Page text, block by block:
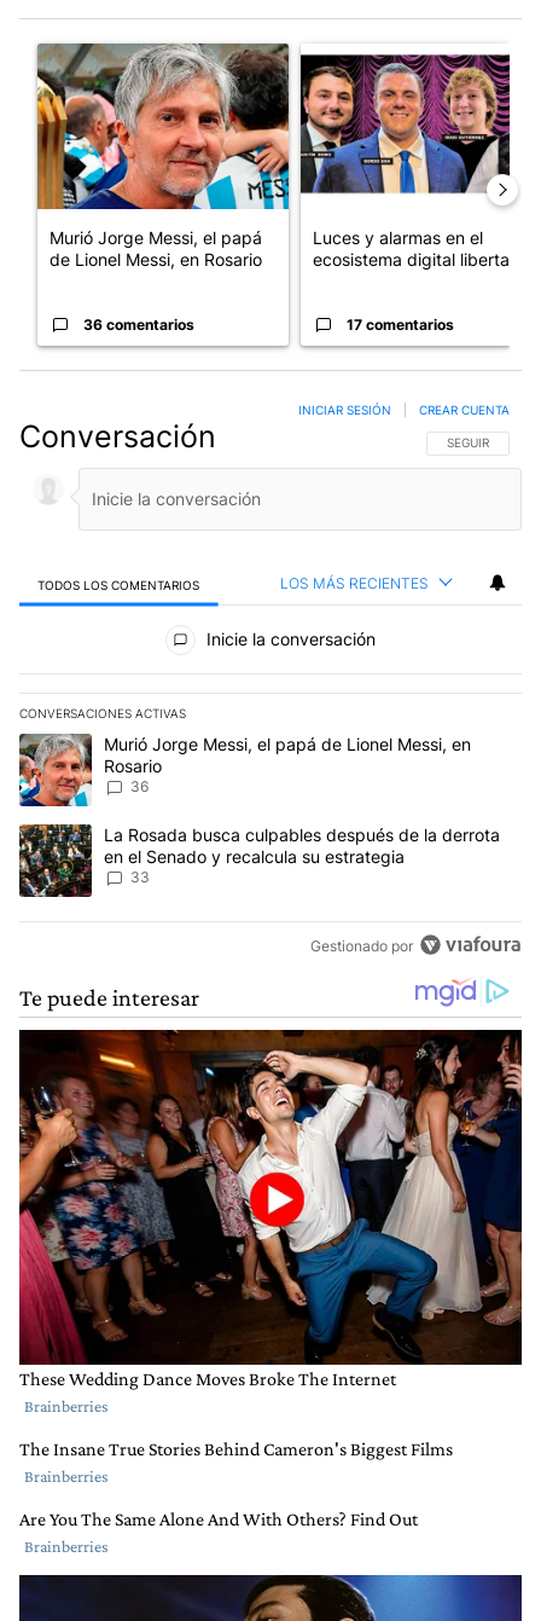
Un artículo de tendencia con el título "Murió Jorge Messi, el
Murió Jorge Messi, el papá
de Lionel Messi, en Rosario
36 comentarios
Un artículo de tendencia con
Luces y alarmas en el
ecosistema digital libertario
17 comentarios
Conversación SIGA ESTA
SEGUIR
INICIAR SESIÓN CREAR CUENTA
TODOS LOS COMENTARIOS LOS MÁS RECIENTES
Todos los comentarios
Inicie la conversación
CONVERSACIONES ACTIVAS
Este listado muestra los artículos con más comentarios en los
Un artículo de tendencia con el título "Murió Jorge Messi, el
Murió Jorge Messi, el papá de Lionel Messi, en
Rosario
36
Un artículo de tendencia con el título "La Rosada busca
La Rosada busca culpables después de la derrota
en el Senado y recalcula su estrategia
33
Gestionado por